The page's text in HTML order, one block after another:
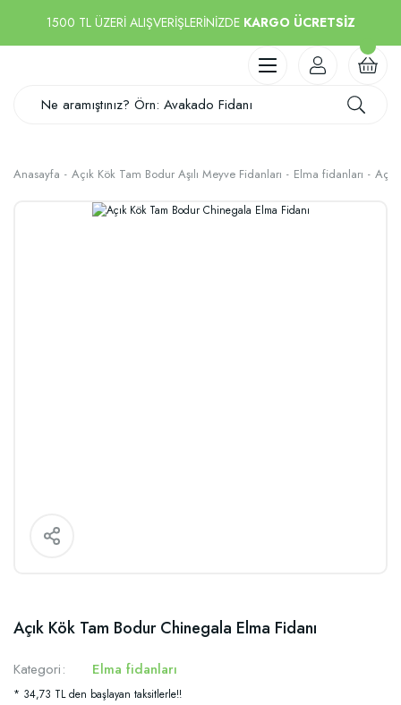
1500 TL ÜZERİ ALIŞVERİŞLERİNİZDE KARGO ÜCRETSİZ
Anasayfa Açık Kök Tam Bodur Aşılı Meyve Fidanları Elma fidanları
Açık Kök Tam Bodur Chinegala Elma Fidanı
Kategori Elma fidanları
* 34,73 TL den başlayan taksitlerle!!